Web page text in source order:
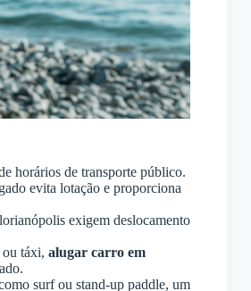
horários de transporte público.
evita lotação e proporciona
exigem deslocamento
táxi, alugar carro em
surf ou stand-up paddle, um